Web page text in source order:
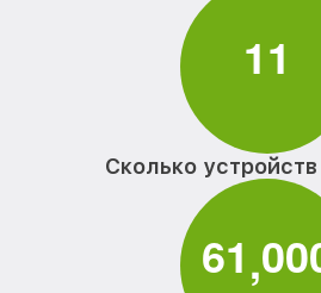
11
Сколько
61,00